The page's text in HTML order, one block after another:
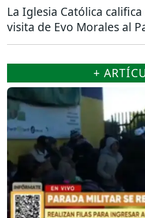
La Iglesia Católica
visita de Evo Morales al
+